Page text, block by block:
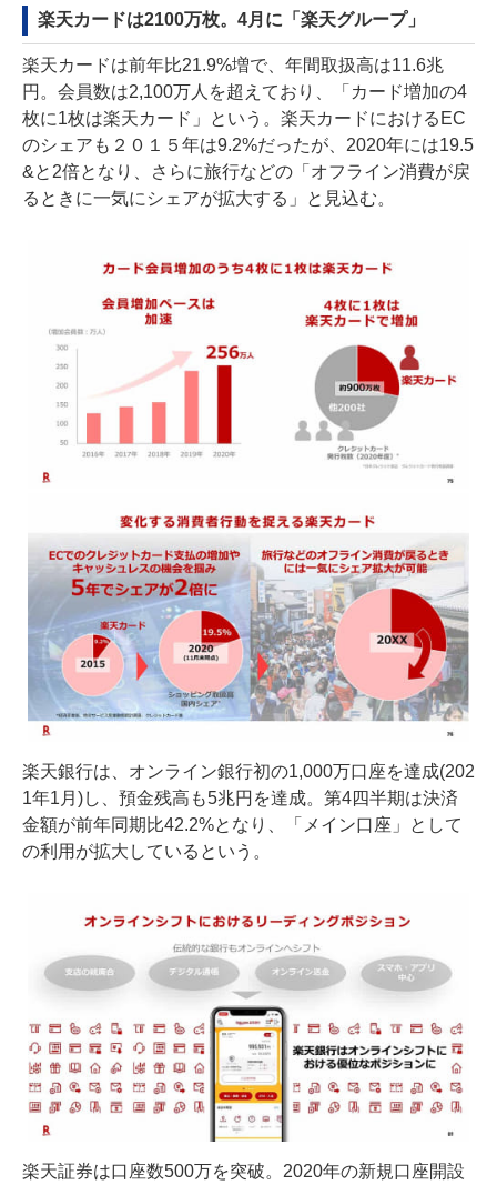
楽天カードは2100万枚。4月に「楽天グループ」
楽天カードは前年比21.9%増で、年間取扱高は11.6兆
円。会員数は2,100万人を超えており、「カード増加の4
枚に1枚は楽天カード」という。楽天カードにおけるEC
のシェアも２０１５年は9.2%だったが、2020年には19.5
&と2倍となり、さらに旅行などの「オフライン消費が戻
るときに一気にシェアが拡大する」と見込む。
楽天銀行は、オンライン銀行初の1,000万口座を達成(202
1年1月)し、預金残高も5兆円を達成。第4四半期は決済
金額が前年同期比42.2%となり、「メイン口座」として
の利用が拡大しているという。
楽天証券は口座数500万を突破。2020年の新規口座開設